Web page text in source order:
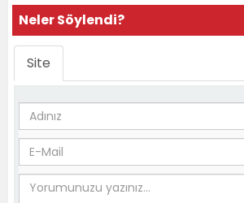
Neler Söylendi?
Site